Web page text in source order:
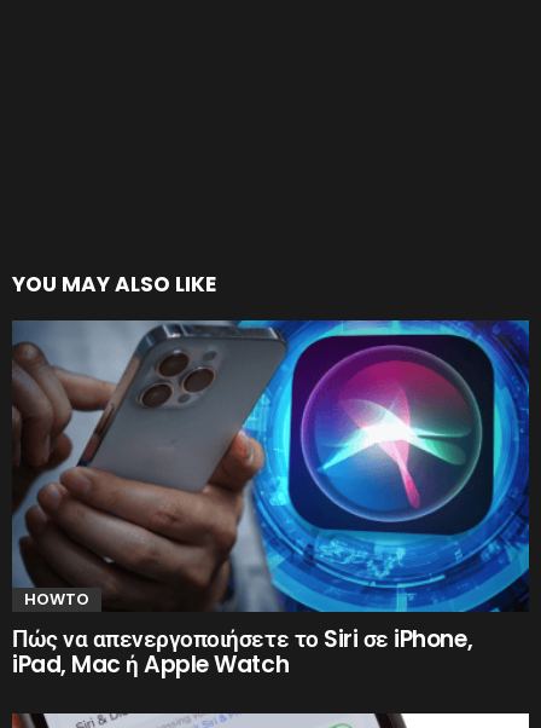
YOU MAY ALSO LIKE
HOWTO
Πώς να απενεργοποιήσετε το Siri σε iPhone,
iPad, Mac ή Apple Watch